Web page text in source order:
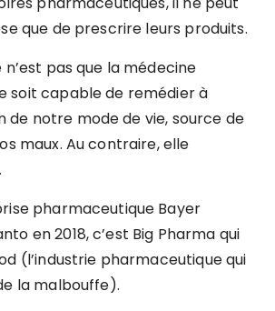
que de prescrire leurs produits.
pas que la médecine
soit capable de remédier à
de notre mode de vie, source de
maux. Au contraire, elle
pharmaceutique Bayer
en 2018, c’est Big Pharma qui
(l’industrie pharmaceutique qui
la malbouffe).